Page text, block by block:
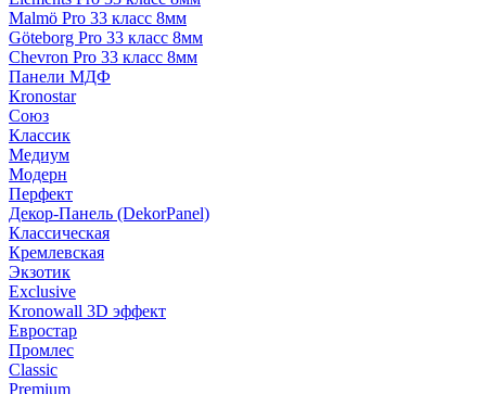
Malmö Pro 33 класс 8мм
Göteborg Pro 33 класс 8мм
Chevron Pro 33 класс 8мм
Панели МДФ
Кronostar
Союз
Классик
Медиум
Модерн
Перфект
Декор-Панель (DekorPanel)
Классическая
Кремлевская
Экзотик
Exclusive
Kronowall 3D эффект
Евростар
Промлес
Classic
Premium